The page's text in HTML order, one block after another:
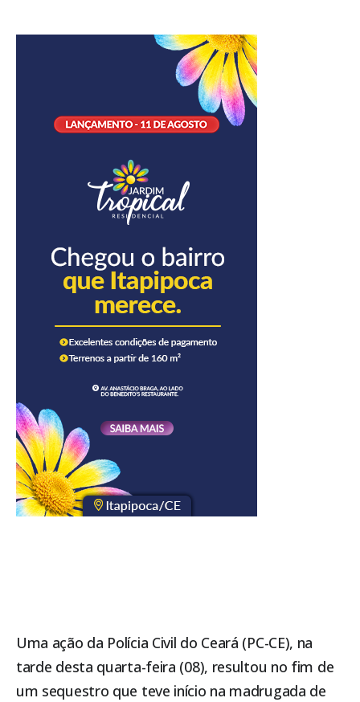
Uma ação da Polícia Civil do Ceará (PC-CE), na
tarde desta quarta-feira (08), resultou no fim de
um sequestro que teve início na madrugada de